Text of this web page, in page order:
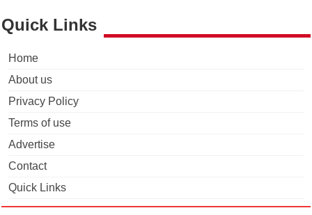
Quick Links
Home
About us
Privacy Policy
Terms of use
Advertise
Contact
Quick Links